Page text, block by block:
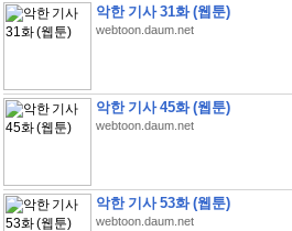
악한 기사 31화 (웹툰)
webtoon.daum.net
악한 기사 45화 (웹툰)
webtoon.daum.net
악한 기사 53화 (웹툰)
webtoon.daum.net